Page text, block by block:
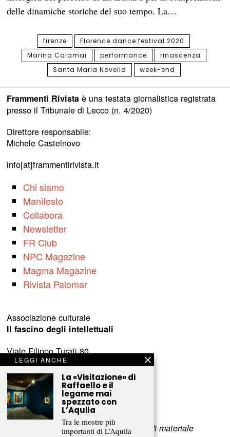
delle dinamiche storiche del suo tempo. La…
firenze
Florence dance festival 2020
Marina Calamai
performance
rinascenza
Santa Maria Novella
week-end
Frammenti Rivistaè una testata giornalistica registrata
presso il Tribunale di Lecco (n. 4/2020)
Direttore responsabile:
Michele Castelnovo
info[at]frammentirivista.it
Chi siamo
Manifesto
Collabora
Newsletter
FR Club
NPC Magazine
Magma Magazine
Rivista Palomar
Associazione culturale
Il fascino degli intellettuali
Viale Filippo Turati 80
c/o Castelnovo
23900 Lecco (LC)
www.fascinointellettuali.it
info[at]fascinointellettuali.it
Per segnalare eventuali errori nell’uso di materiale
LEGGI ANCHE
La «Visitazione» di
Raffaello e il
legame mai
spezzato con
L’Aquila
Tra le mostre più
importanti di L’Aquila